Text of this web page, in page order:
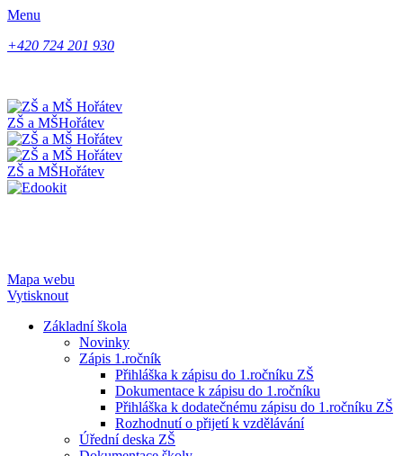
Menu
+420 724 201 930
ZŠ a MŠHořátev
ZŠ a MŠHořátev
Mapa webu
Vytisknout
Základní škola
Novinky
Zápis 1.ročník
Přihláška k zápisu do 1.ročníku ZŠ
Dokumentace k zápisu do 1.ročníku
Přihláška k dodatečnému zápisu do 1.ročníku ZŠ
Rozhodnutí o přijetí k vzdělávání
Úřední deska ZŠ